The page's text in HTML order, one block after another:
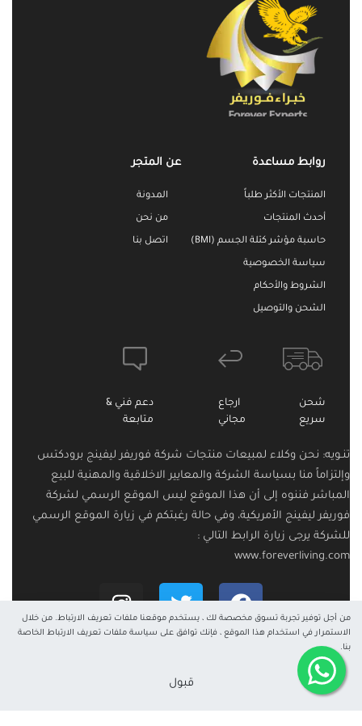
روابط مساعدة
المنتجات الأكثر طلباً
أحدث المنتجات
حاسبة مؤشر كتلة الجسم (BMI)
سياسة الخصوصية
الشروط والأحكام
الشحن والتوصيل
عن المتجر
المدونة
من نحن
اتصل بنا
شحن
سريع
ارجاع
مجاني
دعم فني &
متابعة
تنـويه: نحن وكلاء لمبيعات منتجات شركة فوريفر ليفينج برودكتس
وإلتزاماً منا بسياسة الشركة والمعايير الاخلاقية والمهنية للبيع
المباشر فننوه إلى أن هذا الموقع ليس الموقع الرسمي لشركة
فوريفر ليفينج الأمريكية، وفي حالة رغبتكم في زيارة الموقع الرسمي
للشركة يرجى زيارة الرابط التالي :
www.foreverliving.com
من أجل توفير تجربة تسوق مخصصة لك ، يستخدم موقعنا ملفات تعريف الارتباط. من خلال
الاستمرار في استخدام هذا الموقع ، فإنك توافق على سياسة ملفات تعريف الارتباط الخاصة
بنا.
قبول